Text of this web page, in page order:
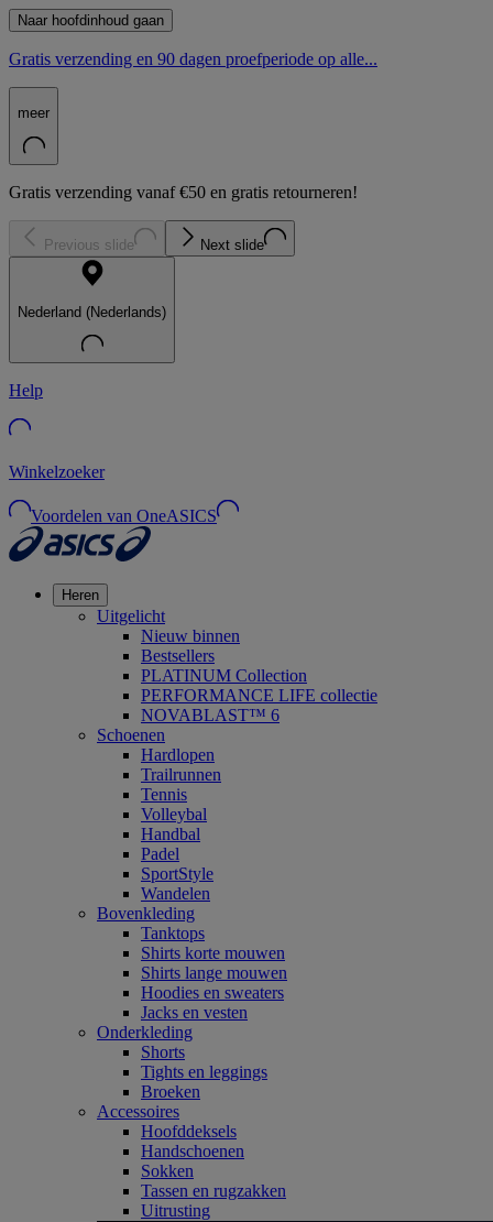
Naar hoofdinhoud gaan
Gratis verzending en 90 dagen proefperiode op alle...
meer
Gratis verzending vanaf €50 en gratis retourneren!
Previous slide Next slide
Nederland (Nederlands)
Help
Winkelzoeker
Voordelen van OneASICS
Heren
Uitgelicht
Nieuw binnen
Bestsellers
PLATINUM Collection
PERFORMANCE LIFE collectie
NOVABLAST™ 6
Schoenen
Hardlopen
Trailrunnen
Tennis
Volleybal
Handbal
Padel
SportStyle
Wandelen
Bovenkleding
Tanktops
Shirts korte mouwen
Shirts lange mouwen
Hoodies en sweaters
Jacks en vesten
Onderkleding
Shorts
Tights en leggings
Broeken
Accessoires
Hoofddeksels
Handschoenen
Sokken
Tassen en rugzakken
Uitrusting